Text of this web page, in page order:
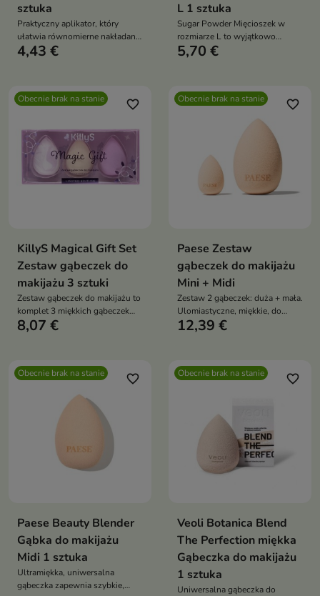
sztuka
Praktyczny aplikator, który
ułatwia równomierne nakładanie
kosmetyków o płynnej,
4,43 €
L 1 sztuka
Sugar Powder Mięcioszek w
rozmiarze L to wyjątkowo
miękka gąbeczka do makijażu,
5,70 €
Obecnie brak na stanie favorite_border
KillyS Magical Gift Set
Zestaw gąbeczek do
makijażu 3 sztuki
Zestaw gąbeczek do makijażu to
komplet 3 miękkich gąbeczek
3D, które zapewniają gładkie,
mokrych — komfortowe w
każdego kształtu twarzy
8,07 €
Obecnie brak na stanie favorite_border
Paese Zestaw
gąbeczek do makijażu
Mini + Midi
Zestaw 2 gąbeczek: duża + mała.
Ulomiastyczne, miękkie, do
produktów
naturalne wykończenie.
12,39 €
Obecnie brak na stanie favorite_border
Paese Beauty Blender
Gąbka do makijażu
Midi 1 sztuka
Ultramiękka, uniwersalna
gąbeczka zapewnia szybkie,
Obecnie brak na stanie favorite_border
Veoli Botanica Blend
The Perfection miękka
Gąbeczka do makijażu
1 sztuka
Uniwersalna gąbeczka do